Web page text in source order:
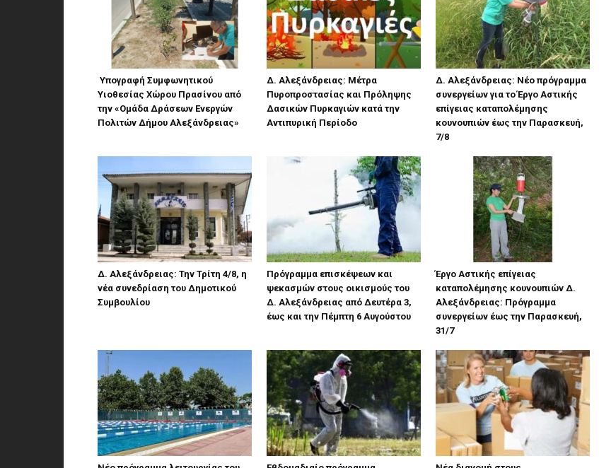
Υπογραφή Συμφωνητικού
Υιοθεσίας Χώρου Πρασίνου από
την «Ομάδα Δράσεων Ενεργών
Πολιτών Δήμου Αλεξάνδρειας»
Δ. Αλεξάνδρειας: Μέτρα
Πυροπροστασίας και Πρόληψης
Δασικών Πυρκαγιών κατά την
Αντιπυρική Περίοδο
Δ. Αλεξάνδρειας: Νέο πρόγραμμα
συνεργείων για το Έργο Αστικής
επίγειας καταπολέμησης
κουνουπιών έως την Παρασκευή,
7/8
Δ. Αλεξάνδρειας: Την Τρίτη 4/8, η
νέα συνεδρίαση του Δημοτικού
Συμβουλίου
Πρόγραμμα επισκέψεων και
ψεκασμών στους οικισμούς του
Δ. Αλεξάνδρειας από Δευτέρα 3,
έως και την Πέμπτη 6 Αυγούστου
Έργο Αστικής επίγειας
καταπολέμησης κουνουπιών Δ.
Αλεξάνδρειας: Πρόγραμμα
συνεργείων έως την Παρασκευή,
31/7